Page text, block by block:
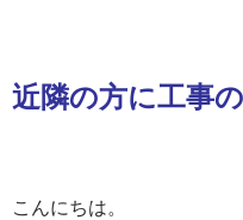
近隣の方に工事の
こんにちは。